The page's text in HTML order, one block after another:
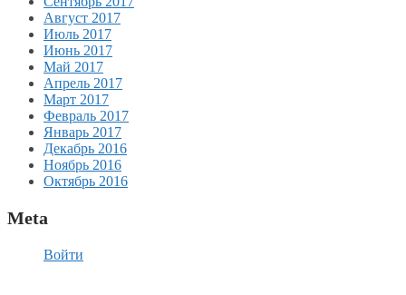
Август 2017
Июль 2017
Июнь 2017
Май 2017
Апрель 2017
Март 2017
Февраль 2017
Январь 2017
Декабрь 2016
Ноябрь 2016
Октябрь 2016
Meta
Войти